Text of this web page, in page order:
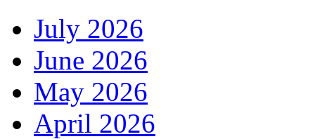
July 2026
June 2026
May 2026
April 2026